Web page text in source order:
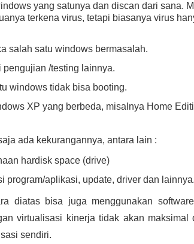
yang satunya dan discan dari sana.
terkena virus, tetapi biasanya virus
salah satu windows bermasalah.
pengujian /testing lainnya.
windows tidak bisa booting.
XP yang berbeda, misalnya Home
ada kekurangannya, antara lain :
hardisk space (drive)
program/aplikasi, update, driver dan
diatas bisa juga menggunakan
virtualisasi kinerja tidak akan maksimal
sendiri.